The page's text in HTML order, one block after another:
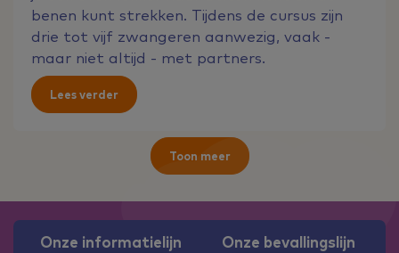
benen kunt strekken. Tijdens de cursus zijn
drie tot vijf zwangeren aanwezig, vaak -
maar niet altijd - met partners.
Lees verder
Toon meer
Onze informatielijn Onze bevallingslijn